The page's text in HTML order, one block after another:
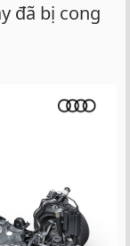
đã bị cong